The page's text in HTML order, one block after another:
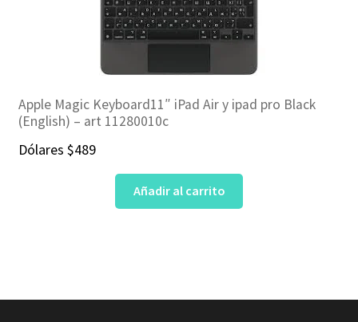
Apple Magic Keyboard11″ iPad Air y ipad pro Black
(English) – art 11280010c
Dólares $489
Añadir al carrito